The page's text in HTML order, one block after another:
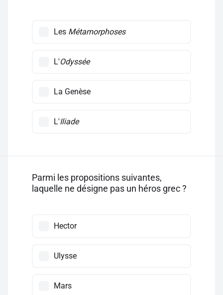
Les Métamorphoses
L'Odyssée
La Genèse
L'Iliade
Parmi les propositions suivantes,
laquelle ne désigne pas un héros grec ?
Hector
Ulysse
Mars